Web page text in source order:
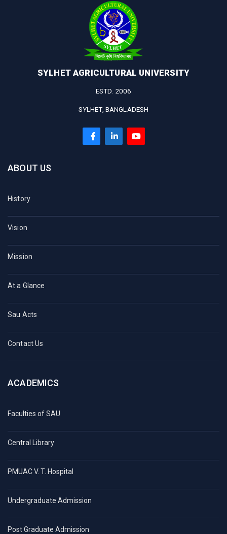
SYLHET AGRICULTURAL UNIVERSITY
ESTD. 2006
SYLHET, BANGLADESH
ABOUT US
History
Vision
Mission
At a Glance
Sau Acts
Contact Us
ACADEMICS
Faculties of SAU
Central Library
PMUAC V. T. Hospital
Undergraduate Admission
Post Graduate Admission